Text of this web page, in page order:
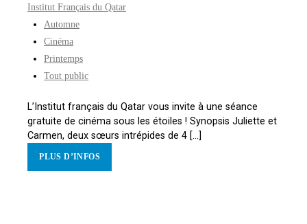
Institut Français du Qatar
Automne
Cinéma
Printemps
Tout public
L’Institut français du Qatar vous invite à une séance
gratuite de cinéma sous les étoiles ! Synopsis Juliette et
Carmen, deux sœurs intrépides de 4 [...]
PLUS D’INFOS